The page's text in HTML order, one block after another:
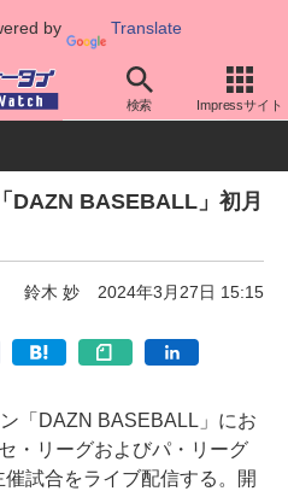
by Translate
検索 Impressサイト
ス 動画・音楽・ゲーム
DAZN BASEBALL」初月
鈴木 妙 2024年3月27日 15:15
「DAZN BASEBALL」にお
・リーグおよびパ・リーグ
試合をライブ配信する。開